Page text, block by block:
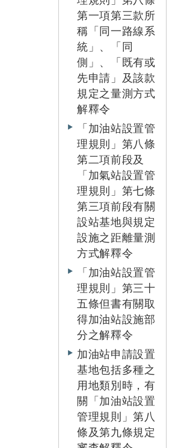
第一項第三款所
稱「同一路線系
統」、「同
側」、「既有或
先申請」及該款
規定之量測方式
解釋令
「加油站設置管
理規則」第八條
第二項前段及
「加氣站設置管
理規則」第七條
第三項前段有關
設站基地與規定
設施之距離量測
方式解釋令
「加油站設置管
理規則」第三十
五條但書有關取
得加油站設施部
分之解釋令
加油站申請設置
基地包括多種之
用地類別時，有
關「加油站設置
管理規則」第八
條及第九條規定